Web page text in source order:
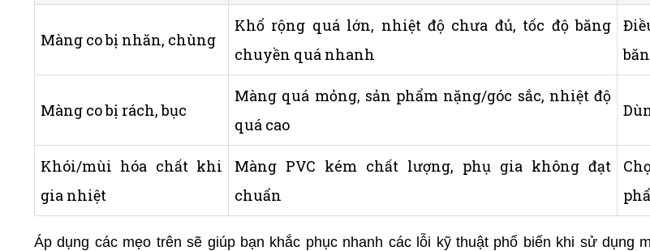
Màng co bị nhăn, chùng
Khổ rộng quá lớn, nhiệt độ chưa đủ, tốc độ băng
chuyền quá nhanh
Màng co bị rách, bục
Màng quá mỏng, sản phẩm nặng/góc sắc, nhiệt độ
quá cao
Khói/mùi hóa chất khi
gia nhiệt
Màng PVC kém chất lượng, phụ gia không đạt
chuẩn
Áp dụng các mẹo trên sẽ giúp bạn khắc phục nhanh các lỗi kỹ thuật phổ biến khi sử dụng